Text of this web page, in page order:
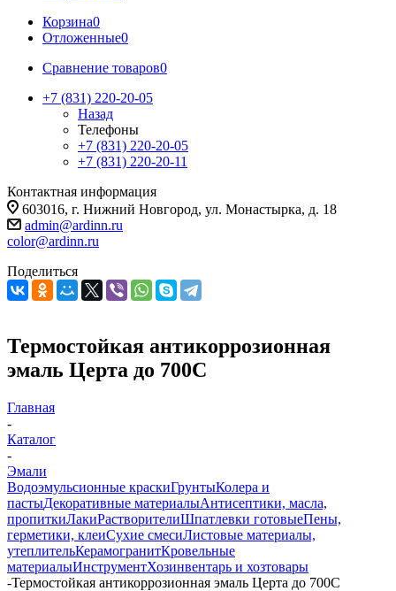
Корзина0
Отложенные0
Сравнение товаров0
+7 (831) 220-20-05
Назад
Телефоны
+7 (831) 220-20-05
+7 (831) 220-20-11
Контактная информация
603016, г. Нижний Новгород, ул. Монастырка, д. 18
admin@ardinn.ru
color@ardinn.ru
Поделиться
Термостойкая антикоррозионная
эмаль Церта до 700С
Главная
-
Каталог
-
Эмали
Водоэмульсионные краскиГрунтыКолера и
пастыДекоративные материалыАнтисептики, масла,
пропиткиЛакиРастворителиШпатлевки готовыеПены,
герметики, клеиСухие смесиЛистовые материалы,
утеплительКерамогранитКровельные
материалыИнструментХозинвентарь и хозтовары
-Термостойкая антикоррозионная эмаль Церта до 700С